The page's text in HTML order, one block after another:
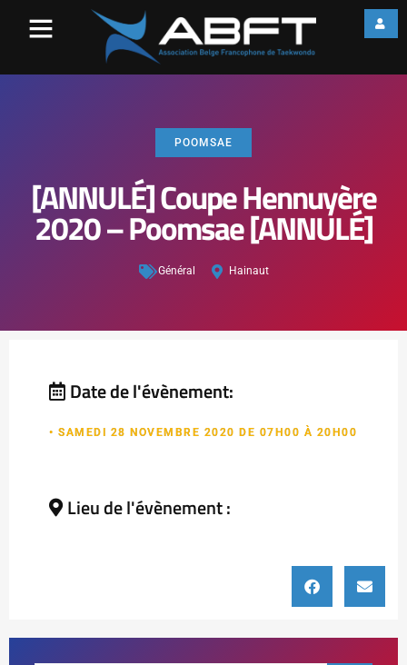
POOMSAE
[ANNULÉ] Coupe Hennuyère
2020 – Poomsae [ANNULÉ]
Général Hainaut
Date de l'évènement:
• SAMEDI 28 NOVEMBRE 2020 DE 07H00 À 20H00
Lieu de l'évènement :